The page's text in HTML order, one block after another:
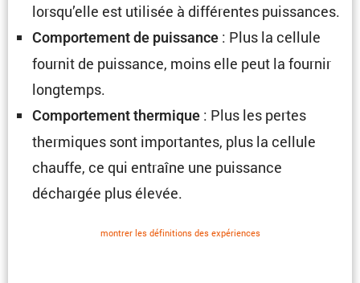
lorsqu’elle est utilisée à diffé­rentes puissances.
Compor­te­ment de puissance : Plus la cellule
fournit de puissance, moins elle peut la fournir
longtemps.
Compor­te­ment thermique : Plus les pertes
thermiques sont impor­tantes, plus la cellule
chauffe, ce qui entraîne une puissance
déchargée plus élevée.
montrer les défini­tions des expériences